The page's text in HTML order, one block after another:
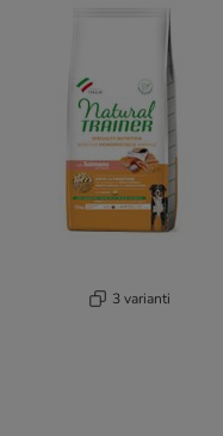
3 varianti